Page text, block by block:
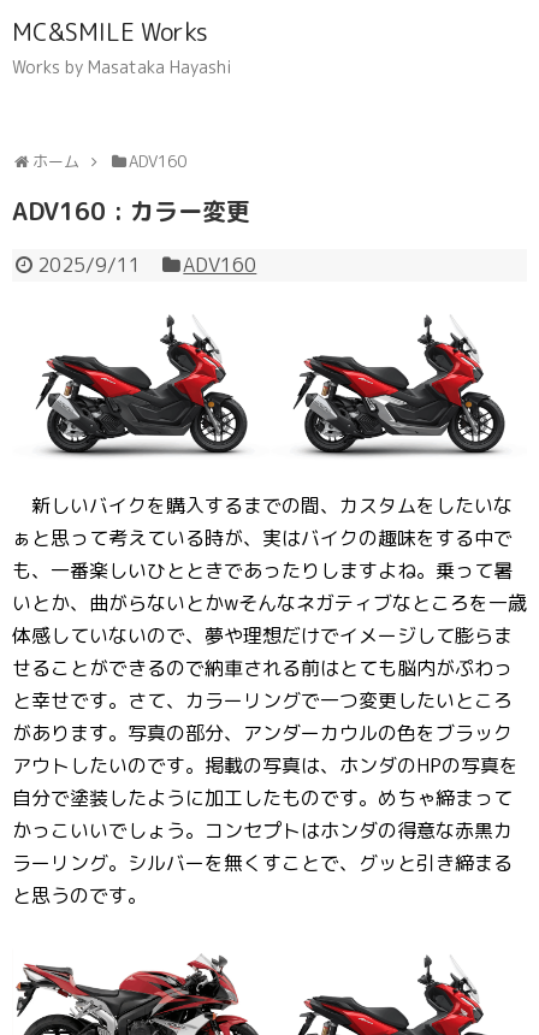
MC&SMILE Works
Works by Masataka Hayashi
ホーム ADV160
ADV160 : カラー変更
2025/9/11 ADV160
新しいバイクを購入するまでの間、カスタムをしたいな
ぁと思って考えている時が、実はバイクの趣味をする中で
も、一番楽しいひとときであったりしますよね。乗って暑
いとか、曲がらないとかwそんなネガティブなところを一歳
体感していないので、夢や理想だけでイメージして膨らま
せることができるので納車される前はとても脳内がぷわっ
と幸せです。さて、カラーリングで一つ変更したいところ
があります。写真の部分、アンダーカウルの色をブラック
アウトしたいのです。掲載の写真は、ホンダのHPの写真を
自分で塗装したように加工したものです。めちゃ締まって
かっこいいでしょう。コンセプトはホンダの得意な赤黒カ
ラーリング。シルバーを無くすことで、グッと引き締まる
と思うのです。